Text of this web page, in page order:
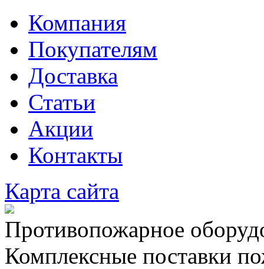
Компания
Покупателям
Доставка
Статьи
Акции
Контакты
Карта сайта
Противопожарное
Комплексные поставки